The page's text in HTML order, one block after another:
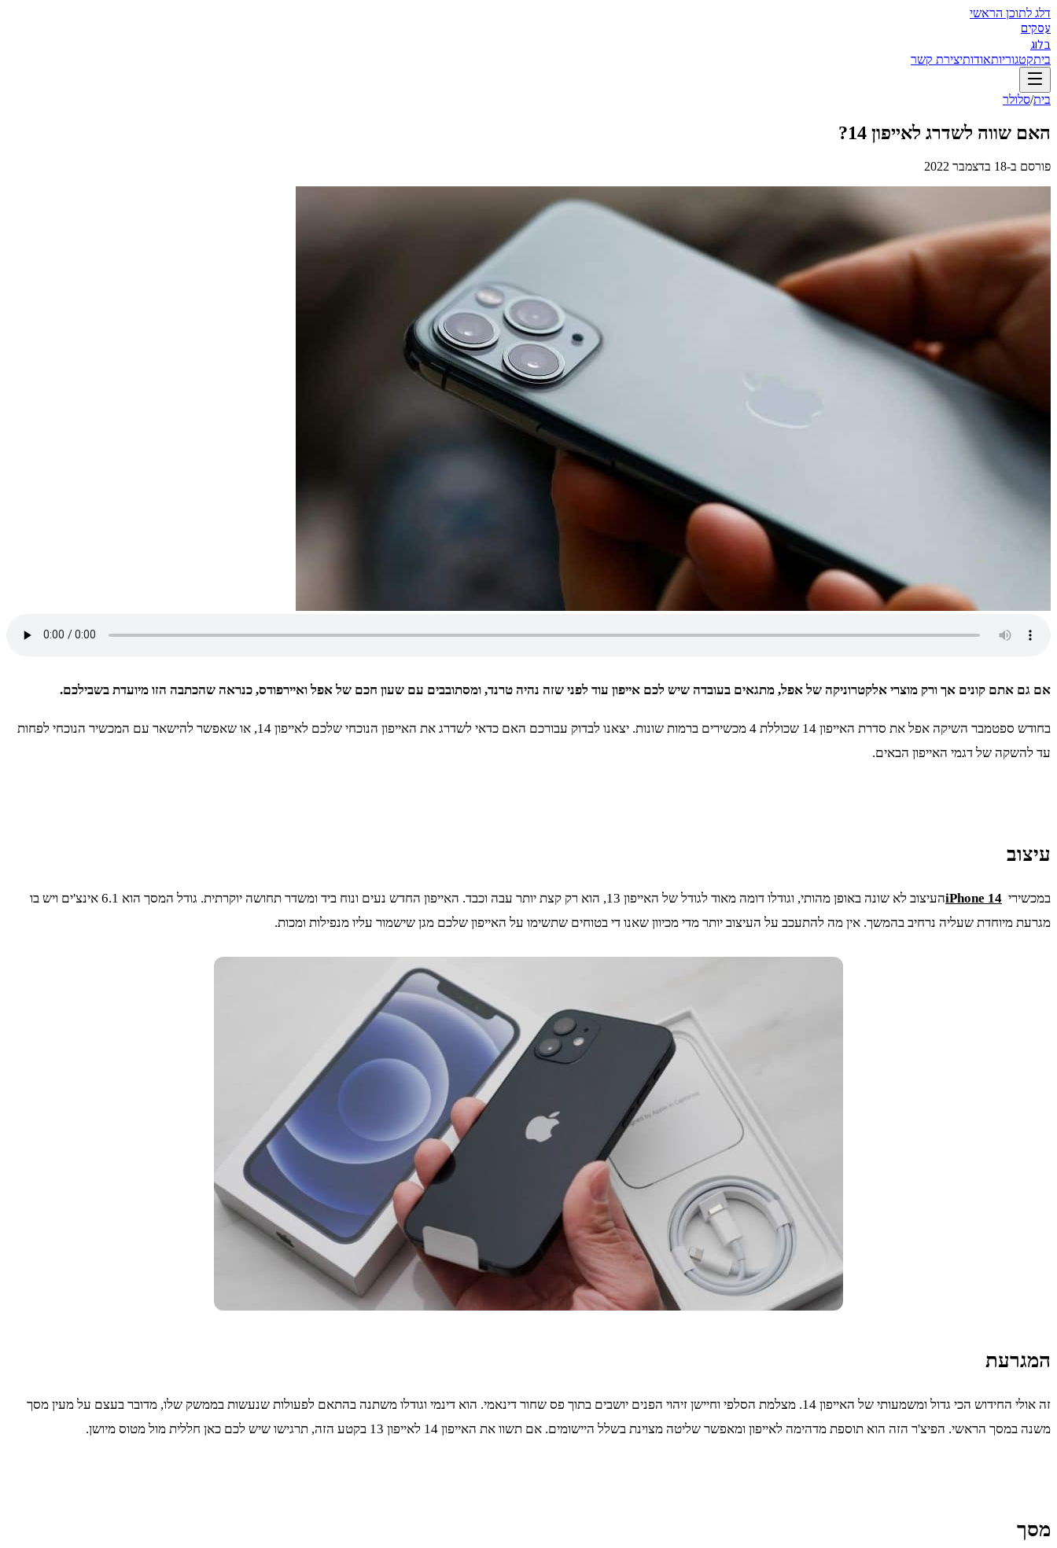
דלג לתוכן הראשי
עסקים
בלוג
ביתקטגוריותאודותיצירת קשר
בית/סלולר
האם שווה לשדרג לאייפון 14?
פורסם ב-18 בדצמבר 2022
אם גם אתם קונים אך ורק מוצרי אלקטרוניקה של אפל, מתגאים בעובדה שיש לכם אייפון עוד לפני שזה נהיה טרנד, ומסתובבים עם שעון חכם של אפל ואיירפודס, כנראה שהכתבה הזו מיועדת בשבילכם.
בחודש ספטמבר השיקה אפל את סדרת האייפון 14 שכוללת 4 מכשירים ברמות שונות. יצאנו לבדוק עבורכם האם כדאי לשדרג את האייפון הנוכחי שלכם לאייפון 14, או שאפשר להישאר עם המכשיר הנוכחי לפחות
עד להשקה של דגמי האייפון הבאים.
עיצוב
במכשירי iPhone 14
העיצוב לא שונה באופן מהותי, וגודלו דומה מאוד לגודל של האייפון 13, הוא רק קצת יותר עבה וכבד. האייפון החדש נעים ונוח ביד ומשדר תחושה יוקרתית. גודל המסך הוא 6.1 אינצ'ים ויש בו
מגרעת מיוחדת שעליה נרחיב בהמשך. אין מה להתעכב על העיצוב יותר מדי מכיוון שאנו די בטוחים שתשימו על האייפון שלכם מגן שישמור עליו מנפילות ומכות.
המגרעת
זה אולי החידוש הכי גדול ומשמעותי של האייפון 14. מצלמת הסלפי וחיישן זיהוי הפנים יושבים בתוך פס שחור דינאמי. הוא דינמי וגודלו משתנה בהתאם לפעולות שנעשות בממשק שלו, מדובר בעצם על מעין מסך
משנה במסך הראשי. הפיצ'ר הזה הוא תוספת מדהימה לאייפון ומאפשר שליטה מצוינת בשלל היישומים. אם תשוו את האייפון 14 לאייפון 13 בקטע הזה, תרגישו שיש לכם כאן חללית מול מטוס מיושן.
מסך